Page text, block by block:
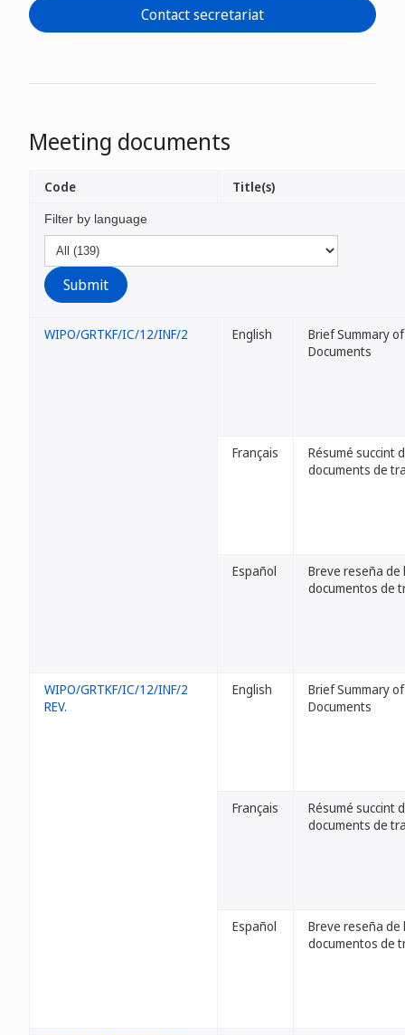
Contact secretariat
Meeting documents
Filter by language
Code Title(s)
WIPO/GRTKF/IC/12/INF/2 English
Brief Summary
Documents
Français
Résumé succint
documents de
Español
Breve reseña de
documentos de
WIPO/GRTKF/IC/12/INF/2
REV.
English
Brief Summary
Documents
Français
Résumé succint
documents de
Español
Breve reseña de
documentos de